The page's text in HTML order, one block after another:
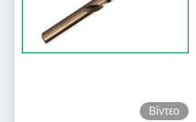
Βίντεο